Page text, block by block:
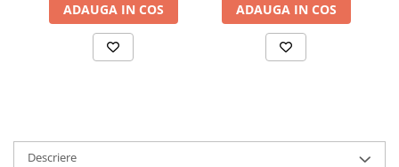
ADAUGA IN COS ADAUGA IN COS
Descriere